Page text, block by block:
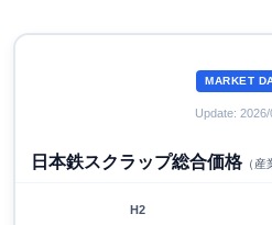
MARKET
Update: 2026/
日本鉄スクラップ総合価格（産
H2